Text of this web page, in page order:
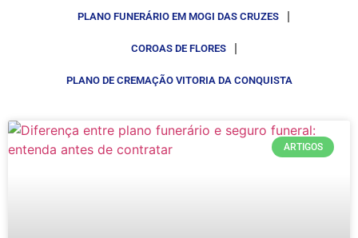
PLANO FUNERÁRIO EM MOGI DAS CRUZES
COROAS DE FLORES
PLANO DE CREMAÇÃO VITORIA DA CONQUISTA
ARTIGOS